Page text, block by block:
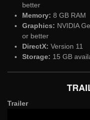
better
Memory: 8 GB RAM
Graphics: NVIDIA
or better
DirectX: Version 11
Storage: 15 GB
Trailer